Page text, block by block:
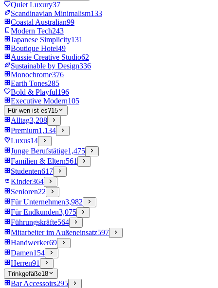
Quiet Luxury37
Scandinavian Minimalism133
Coastal Australian99
Modern Tech243
Japanese Simplicity131
Boutique Hotel49
Aussie Creative Studio62
Sustainable by Design336
Monochrome376
Earth Tones285
Bold & Playful196
Executive Modern105
Für wen ist es?15
Alltag3,208
Premium1,134
Luxus14
Junge Berufstätige1,475
Familien & Eltern561
Studenten617
Kinder364
Senioren22
Für Unternehmen3,982
Für Endkunden3,075
Führungskräfte564
Mitarbeiter im Außeneinsatz597
Handwerker69
Damen154
Herren91
Trinkgefäße18
Bar Accessoirs295